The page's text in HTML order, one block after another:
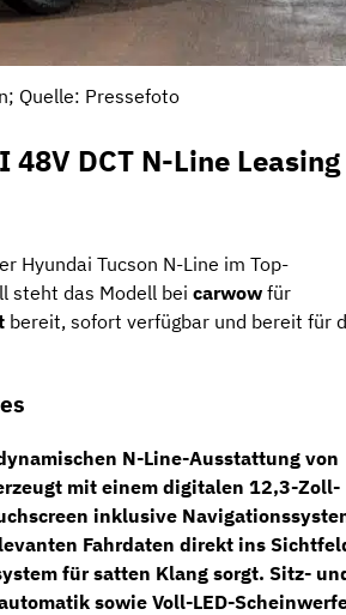
Quelle: Pressefoto
48V DCT N-Line
Hyundai Tucson N-Line im Top-
steht das Modell bei carwow für
bereit, sofort verfügbar und bereit für
N-Line-Ausstattung von
mit einem digitalen 12,3-Zoll-
inklusive
Fahrdaten direkt ins
für satten Klang sorgt. Sitz-
sowie Voll-LED-